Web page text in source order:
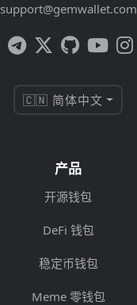
support@gemwallet.com
🇨🇳 简体中文
产品
开源钱包
DeFi 钱包
稳定币钱包
Meme 零钱包